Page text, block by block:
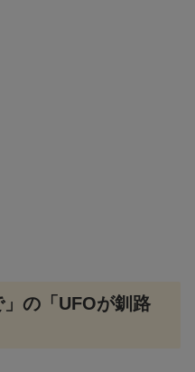
」の「UFOが釧路